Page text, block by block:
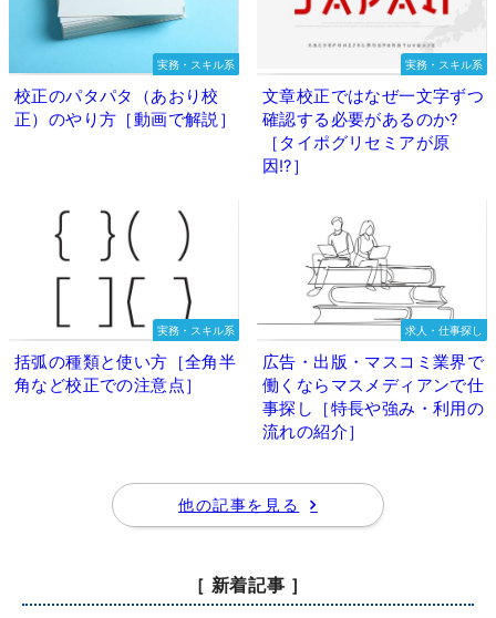
実務・スキル系
校正のパタパタ（あおり校
正）のやり方［動画で解説］
実務・スキル系
文章校正ではなぜ一文字ずつ
確認する必要があるのか?
［タイポグリセミアが原
因⁉］
実務・スキル系
括弧の種類と使い方［全角半
角など校正での注意点］
求人・仕事探し
広告・出版・マスコミ業界で
働くならマスメディアンで仕
事探し［特長や強み・利用の
流れの紹介］
他の記事を見る
［ 新着記事 ］